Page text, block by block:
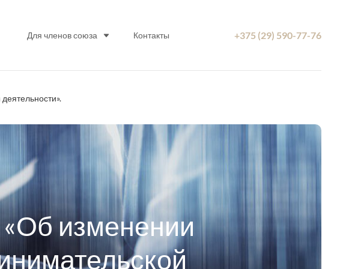
Для членов союза Контакты +375 (29) 590-77-76
изменении